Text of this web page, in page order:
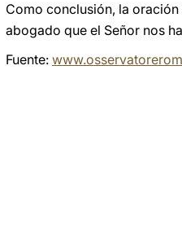
Como conclusión, la
abogado que el Señor nos
Fuente: